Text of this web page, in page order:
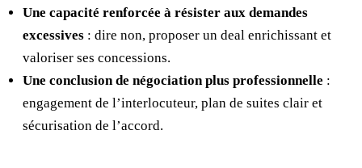
Une capacité renforcée à résister aux demandes
excessives : dire non, proposer un deal enrichissant et
valoriser ses concessions.
Une conclusion de négociation plus professionnelle :
engagement de l’interlocuteur, plan de suites clair et
sécurisation de l’accord.